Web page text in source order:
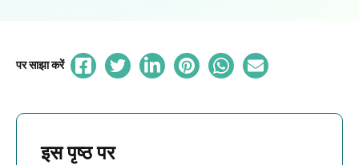
पर साझा करें
इस पृष्ठ पर